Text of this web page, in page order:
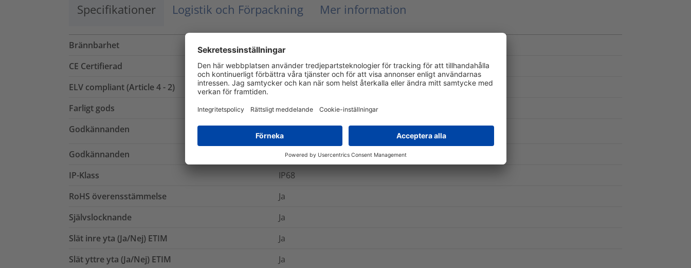
Specifikationer Logistik och Förpackning Mer information
Brännbarhet
EN IEC 61386
CE Certifierad
Ja
ELV compliant (Article 4 - 2)
Ja
Farligt gods
Nej
Godkännanden
Godkännanden
EU 10/2011
IP-Klass
IP68
RoHS överensstämmelse
Ja
Självslocknande
Ja
Slät inre yta (Ja/Nej) ETIM
Ja
Slät yttre yta (Ja/Nej) ETIM
Ja